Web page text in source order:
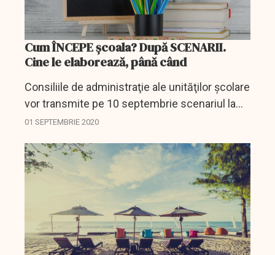
Cum ÎNCEPE școala? După SCENARII.
Cine le elaborează, până când
Consiliile de administraţie ale unităţilor şcolare
vor transmite pe 10 septembrie scenariul la
care s-au hotărât să înceapă anul şcolar, a
01 SEPTEMBRIE 2020